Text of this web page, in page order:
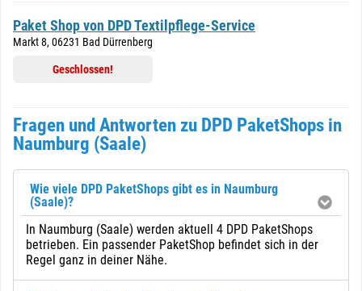
Paket Shop von DPD Textilpflege-Service
Markt 8, 06231 Bad Dürrenberg
Geschlossen!
Fragen und Antworten zu DPD PaketShops in
Naumburg (Saale)
Wie viele DPD PaketShops gibt es in Naumburg
(Saale)?
In Naumburg (Saale) werden aktuell 4 DPD PaketShops
betrieben. Ein passender PaketShop befindet sich in der
Regel ganz in deiner Nähe.